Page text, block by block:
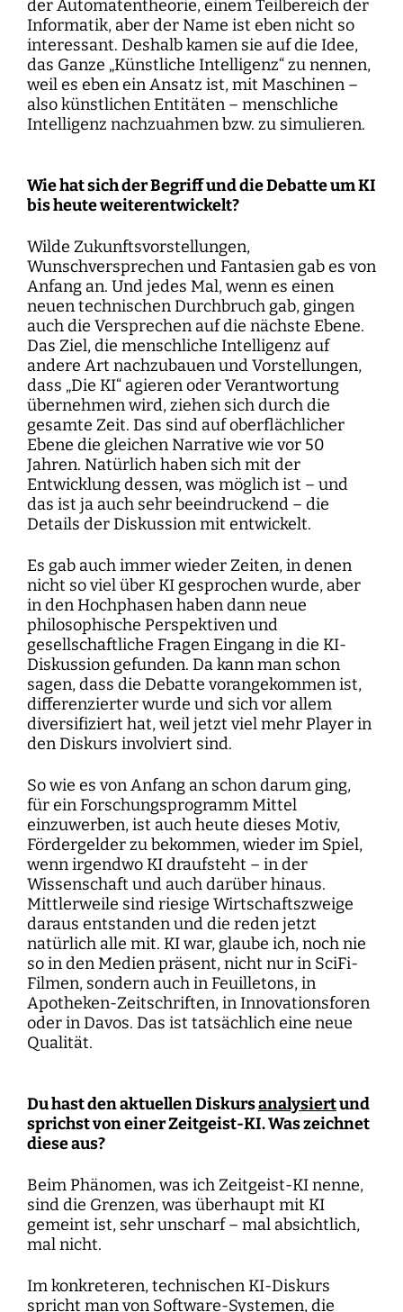
der Automatentheorie, einem Teilbereich der
Informatik, aber der Name ist eben nicht so
interessant. Deshalb kamen sie auf die Idee,
das Ganze „Künstliche Intelligenz“ zu nennen,
weil es eben ein Ansatz ist, mit Maschinen –
also künstlichen Entitäten – menschliche
Intelligenz nachzuahmen bzw. zu simulieren.
Wie hat sich der Begriff und die Debatte um KI
bis heute weiterentwickelt?
Wilde Zukunftsvorstellungen,
Wunschversprechen und Fantasien gab es von
Anfang an. Und jedes Mal, wenn es einen
neuen technischen Durchbruch gab, gingen
auch die Versprechen auf die nächste Ebene.
Das Ziel, die menschliche Intelligenz auf
andere Art nachzubauen und Vorstellungen,
dass „Die KI“ agieren oder Verantwortung
übernehmen wird, ziehen sich durch die
gesamte Zeit. Das sind auf oberflächlicher
Ebene die gleichen Narrative wie vor 50
Jahren. Natürlich haben sich mit der
Entwicklung dessen, was möglich ist – und
das ist ja auch sehr beeindruckend – die
Details der Diskussion mit entwickelt.
Es gab auch immer wieder Zeiten, in denen
nicht so viel über KI gesprochen wurde, aber
in den Hochphasen haben dann neue
philosophische Perspektiven und
gesellschaftliche Fragen Eingang in die KI-
Diskussion gefunden. Da kann man schon
sagen, dass die Debatte vorangekommen ist,
differenzierter wurde und sich vor allem
diversifiziert hat, weil jetzt viel mehr Player in
den Diskurs involviert sind.
So wie es von Anfang an schon darum ging,
für ein Forschungsprogramm Mittel
einzuwerben, ist auch heute dieses Motiv,
Fördergelder zu bekommen, wieder im Spiel,
wenn irgendwo KI draufsteht – in der
Wissenschaft und auch darüber hinaus.
Mittlerweile sind riesige Wirtschaftszweige
daraus entstanden und die reden jetzt
natürlich alle mit. KI war, glaube ich, noch nie
so in den Medien präsent, nicht nur in SciFi-
Filmen, sondern auch in Feuilletons, in
Apotheken-Zeitschriften, in Innovationsforen
oder in Davos. Das ist tatsächlich eine neue
Qualität.
Du hast den aktuellen Diskursanalysiertund
sprichst von einer Zeitgeist-KI. Was zeichnet
diese aus?
Beim Phänomen, was ich Zeitgeist-KI nenne,
sind die Grenzen, was überhaupt mit KI
gemeint ist, sehr unscharf – mal absichtlich,
mal nicht.
Im konkreteren, technischen KI-Diskurs
spricht man von Software-Systemen, die